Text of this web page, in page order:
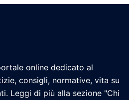
online dedicato al
consigli, normative, vita su
Leggi di più alla sezione "Chi